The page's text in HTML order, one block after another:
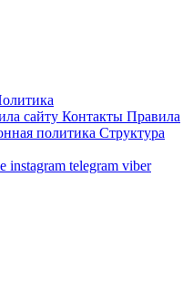
сайту Контакты Правила
политика Структура
instagram telegram viber